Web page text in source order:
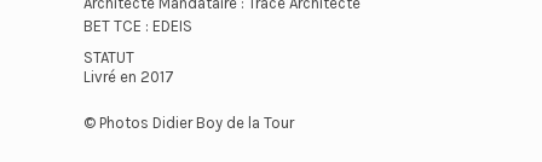
BET TCE : EDEIS
STATUT
Livré en 2017
© Photos Didier Boy de la Tour